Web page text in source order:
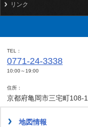
リンク
TEL
0771-24-3338
10:00～19:00
住所
京都府亀岡市三宅町108-1
地図情報